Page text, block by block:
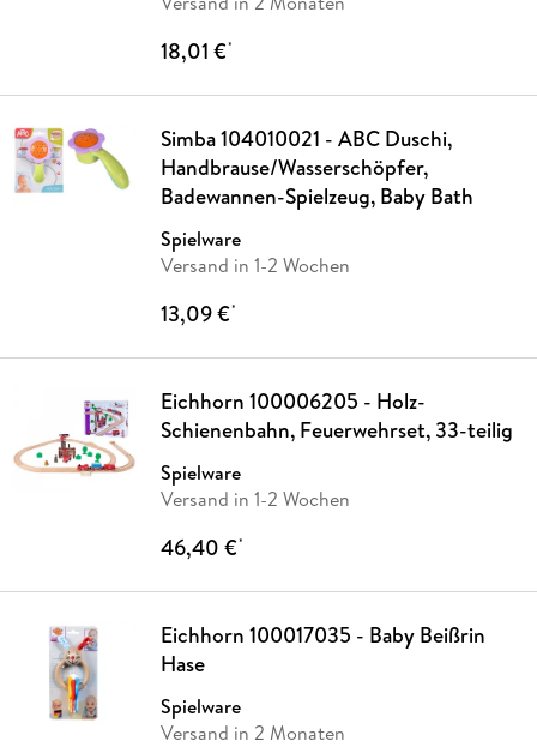
18,01 €*
Simba 104010021 - ABC Duschi,
Handbrause/Wasserschöpfer,
Badewannen-Spielzeug, Baby Bath
Spielware
Versand in 1-2 Wochen
13,09 €*
Eichhorn 100006205 - Holz-
Schienenbahn, Feuerwehrset, 33-teilig
Spielware
Versand in 1-2 Wochen
46,40 €*
Eichhorn 100017035 - Baby Beißrin
Hase
Spielware
Versand in 2 Monaten